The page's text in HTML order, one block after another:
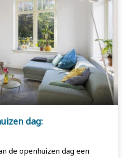
dag:
de openhuizen dag een